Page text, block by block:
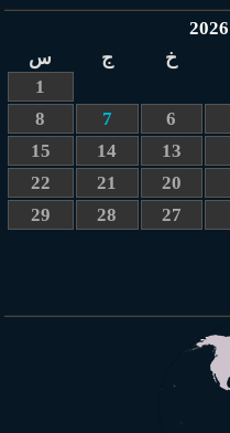
خ ج
س
1
6
7
8
13
14
15
20
21
22
27
28
29